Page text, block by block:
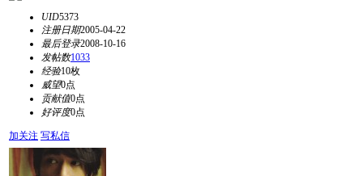
UID5373
注册日期2005-04-22
最后登录2008-10-16
发帖数1033
经验10枚
威望0点
贡献值0点
好评度0点
加关注 写私信